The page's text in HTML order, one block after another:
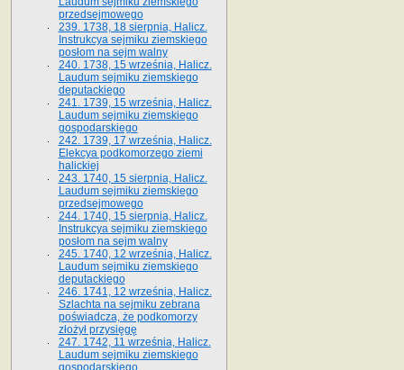
przedsejmowego
239. 1738, 18 sierpnia, Halicz.
Instrukcya sejmiku ziemskiego
posłom na sejm walny
240. 1738, 15 września, Halicz.
Laudum sejmiku ziemskiego
deputackiego
241. 1739, 15 września, Halicz.
Laudum sejmiku ziemskiego
gospodarskiego
242. 1739, 17 września, Halicz.
Elekcya podkomorzego ziemi
halickiej
243. 1740, 15 sierpnia, Halicz.
Laudum sejmiku ziemskiego
przedsejmowego
244. 1740, 15 sierpnia, Halicz.
Instrukcya sejmiku ziemskiego
posłom na sejm walny
245. 1740, 12 września, Halicz.
Laudum sejmiku ziemskiego
deputackiego
246. 1741, 12 września, Halicz.
Szlachta na sejmiku zebrana
poświadcza, że podkomorzy
złożył przysięgę
247. 1742, 11 września, Halicz.
Laudum sejmiku ziemskiego
gospodarskiego